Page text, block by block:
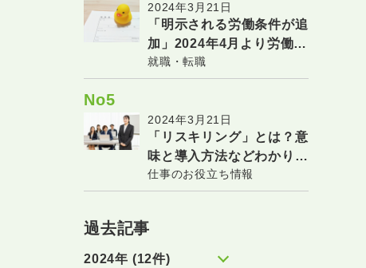
2024年3月21日
「明示される労働条件が追
加」2024年4月より労働条
件に追加されます！
就職・転職
No5
2024年3月21日
「リスキリング」とは？意
味と導入方法などわかりや
すく解説！
仕事のお役立ち情報
過去記事
2024年 (12件)